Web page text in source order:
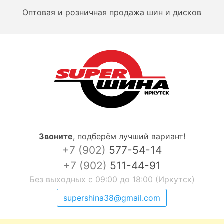
Оптовая и розничная продажа шин и дисков
Звоните, подберём лучший вариант!
+7 (902) 577-54-14
+7 (902) 511-44-91
Без выходных с 09:00 до 18:00 (Иркутск)
supershina38@gmail.com